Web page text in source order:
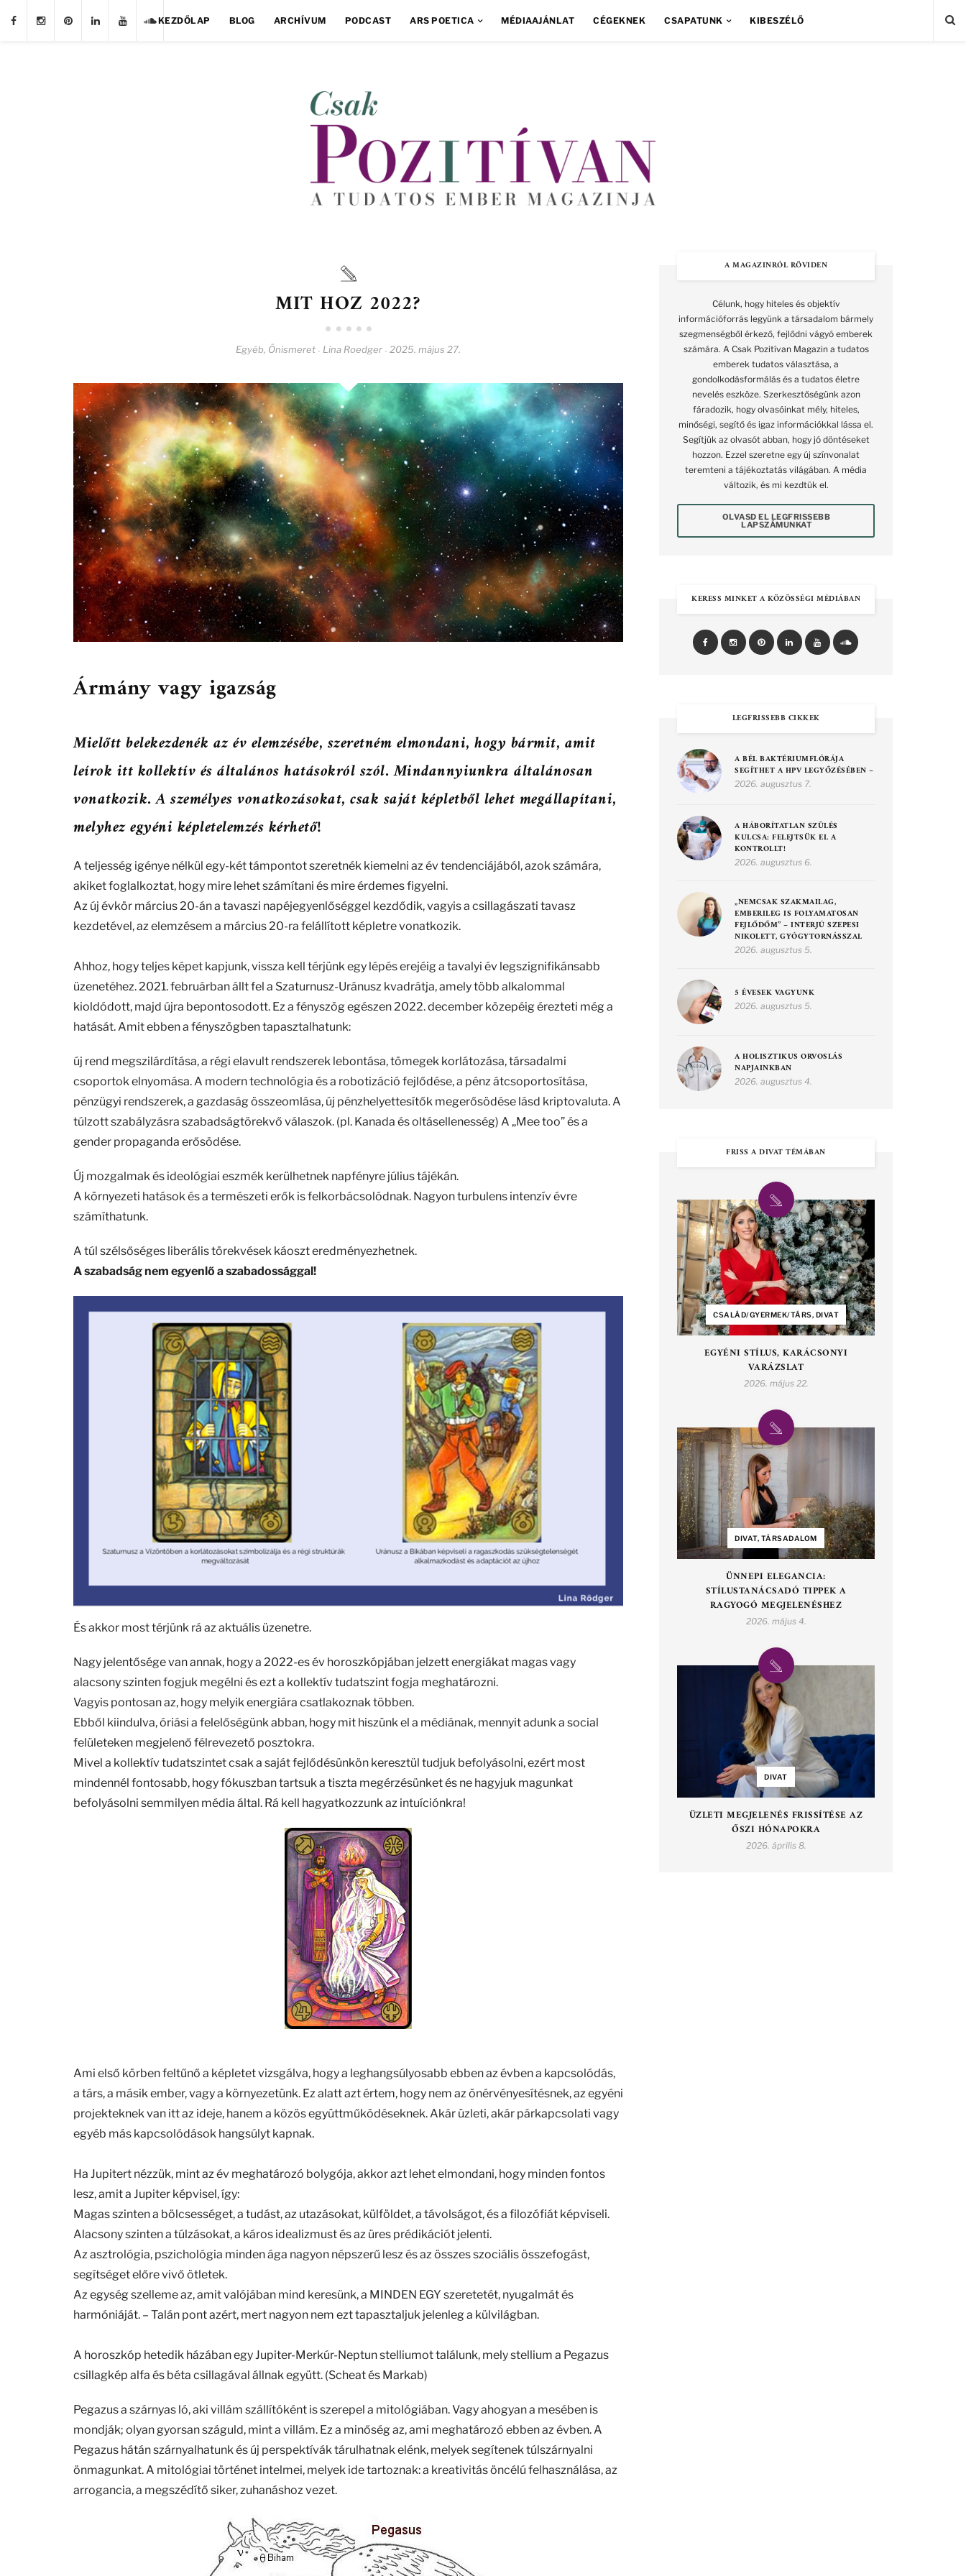
KEZDŐLAP BLOG ARCHÍVUM PODCAST ARS POETICA MÉDIAAJÁNLAT CÉGEKNEK CSAPATUNK KIBESZÉLŐ
MIT HOZ 2022?
Egyéb, Önismeret - Lina Roedger - 2025. május 27.
Ármány vagy igazság
Mielőtt belekezdenék az év elemzésébe, szeretném elmondani, hogy bármit, amit
leírok itt kollektív és általános hatásokról szól. Mindannyiunkra általánosan
vonatkozik. A személyes vonatkozásokat, csak saját képletből lehet megállapítani,
melyhez egyéni képletelemzés kérhető!
A teljesség igénye nélkül egy-két támpontot szeretnék kiemelni az év tendenciájából, azok számára,
akiket foglalkoztat, hogy mire lehet számítani és mire érdemes figyelni.
Az új évkör március 20-án a tavaszi napéjegyenlőséggel kezdődik, vagyis a csillagászati tavasz
kezdetével, az elemzésem a március 20-ra felállított képletre vonatkozik.
Ahhoz, hogy teljes képet kapjunk, vissza kell térjünk egy lépés erejéig a tavalyi év legszignifikánsabb
üzenetéhez. 2021. februárban állt fel a Szaturnusz-Uránusz kvadrátja, amely több alkalommal
kioldódott, majd újra bepontosodott. Ez a fényszög egészen 2022. december közepéig érezteti még a
hatását. Amit ebben a fényszögben tapasztalhatunk:
új rend megszilárdítása, a régi elavult rendszerek lebontása, tömegek korlátozása, társadalmi
csoportok elnyomása. A modern technológia és a robotizáció fejlődése, a pénz átcsoportosítása,
pénzügyi rendszerek, a gazdaság összeomlása, új pénzhelyettesítők megerősödése lásd kriptovaluta. A
túlzott szabályzásra szabadságtörekvő válaszok. (pl. Kanada és oltásellenesség) A „Mee too” és a
gender propaganda erősödése.
Új mozgalmak és ideológiai eszmék kerülhetnek napfényre július tájékán.
A környezeti hatások és a természeti erők is felkorbácsolódnak. Nagyon turbulens intenzív évre
számíthatunk.
A túl szélsőséges liberális törekvések káoszt eredményezhetnek.
A szabadság nem egyenlő a szabadossággal!
És akkor most térjünk rá az aktuális üzenetre.
Nagy jelentősége van annak, hogy a 2022-es év horoszkópjában jelzett energiákat magas vagy
alacsony szinten fogjuk megélni és ezt a kollektív tudatszint fogja meghatározni.
Vagyis pontosan az, hogy melyik energiára csatlakoznak többen.
Ebből kiindulva, óriási a felelőségünk abban, hogy mit hiszünk el a médiának, mennyit adunk a social
felületeken megjelenő félrevezető posztokra.
Mivel a kollektív tudatszintet csak a saját fejlődésünkön keresztül tudjuk befolyásolni, ezért most
mindennél fontosabb, hogy fókuszban tartsuk a tiszta megérzésünket és ne hagyjuk magunkat
befolyásolni semmilyen média által. Rá kell hagyatkozzunk az intuíciónkra!
Ami első körben feltűnő a képletet vizsgálva, hogy a leghangsúlyosabb ebben az évben a kapcsolódás,
a társ, a másik ember, vagy a környezetünk. Ez alatt azt értem, hogy nem az önérvényesítésnek, az egyéni
projekteknek van itt az ideje, hanem a közös együttműködéseknek. Akár üzleti, akár párkapcsolati vagy
egyéb más kapcsolódások hangsúlyt kapnak.
Ha Jupitert nézzük, mint az év meghatározó bolygója, akkor azt lehet elmondani, hogy minden fontos
lesz, amit a Jupiter képvisel, így:
Magas szinten a bölcsességet, a tudást, az utazásokat, külföldet, a távolságot, és a filozófiát képviseli.
Alacsony szinten a túlzásokat, a káros idealizmust és az üres prédikációt jelenti.
Az asztrológia, pszichológia minden ága nagyon népszerű lesz és az összes szociális összefogást,
segítséget előre vivő ötletek.
Az egység szelleme az, amit valójában mind keresünk, a MINDEN EGY szeretetét, nyugalmát és
harmóniáját. – Talán pont azért, mert nagyon nem ezt tapasztaljuk jelenleg a külvilágban.
A horoszkóp hetedik házában egy Jupiter-Merkúr-Neptun stelliumot találunk, mely stellium a Pegazus
csillagkép alfa és béta csillagával állnak együtt. (Scheat és Markab)
Pegazus a szárnyas ló, aki villám szállítóként is szerepel a mitológiában. Vagy ahogyan a mesében is
mondják; olyan gyorsan száguld, mint a villám. Ez a minőség az, ami meghatározó ebben az évben. A
Pegazus hátán szárnyalhatunk és új perspektívák tárulhatnak elénk, melyek segítenek túlszárnyalni
önmagunkat. A mitológiai történet intelmei, melyek ide tartoznak: a kreativitás öncélú felhasználása, az
arrogancia, a megszédítő siker, zuhanáshoz vezet.
A MAGAZINRÓL RÖVIDEN
Célunk, hogy hiteles és objektív
információforrás legyünk a társadalom bármely
szegmenségből érkező, fejlődni vágyó emberek
számára. A Csak Pozitívan Magazin a tudatos
emberek tudatos választása, a
gondolkodásformálás és a tudatos életre
nevelés eszköze. Szerkesztőségünk azon
fáradozik, hogy olvasóinkat mély, hiteles,
minőségi, segítő és igaz információkkal lássa el.
Segítjük az olvasót abban, hogy jó döntéseket
hozzon. Ezzel szeretne egy új színvonalat
teremteni a tájékoztatás világában. A média
változik, és mi kezdtük el.
OLVASD EL LEGFRISSEBB
LAPSZÁMUNKAT
KERESS MINKET A KÖZÖSSÉGI MÉDIÁBAN
LEGFRISSEBB CIKKEK
A BÉL BAKTÉRIUMFLÓRÁJA
SEGÍTHET A HPV LEGYŐZÉSÉBEN –
2026. augusztus 7.
A HÁBORÍTATLAN SZÜLÉS
KULCSA: FELEJTSÜK EL A
KONTROLLT!
2026. augusztus 6.
„NEMCSAK SZAKMAILAG,
EMBERILEG IS FOLYAMATOSAN
FEJLŐDŐM” – INTERJÚ SZEPESI
NIKOLETT, GYÓGYTORNÁSSZAL
2026. augusztus 5.
5 ÉVESEK VAGYUNK
2026. augusztus 5.
A HOLISZTIKUS ORVOSLÁS
NAPJAINKBAN
2026. augusztus 4.
FRISS A DIVAT TÉMÁBAN
CSALÁD/GYERMEK/TÁRS, DIVAT
EGYÉNI STÍLUS, KARÁCSONYI
VARÁZSLAT
2026. május 22.
DIVAT, TÁRSADALOM
ÜNNEPI ELEGANCIA:
STÍLUSTANÁCSADÓ TIPPEK A
RAGYOGÓ MEGJELENÉSHEZ
2026. május 4.
DIVAT
ÜZLETI MEGJELENÉS FRISSÍTÉSE AZ
ŐSZI HÓNAPOKRA
2026. április 8.